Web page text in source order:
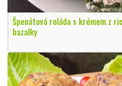
Špenátová roláda s krémem z
bazalky